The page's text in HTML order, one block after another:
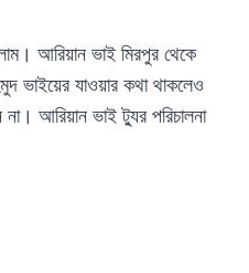
আরিয়ান ভাই মিরপুর থেকে
ভাইয়ের যাওয়ার কথা থাকলেও
আরিয়ান ভাই ট্যুর পরিচালনা